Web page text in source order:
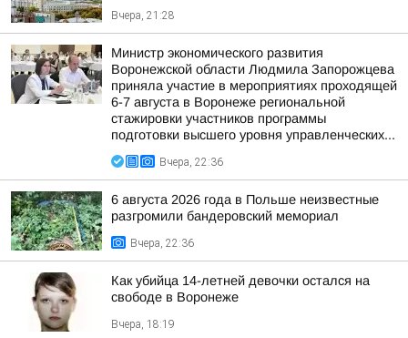
Вчера, 21:28
Министр экономического развития
Воронежской области Людмила Запорожцева
приняла участие в мероприятиях проходящей
6-7 августа в Воронеже региональной
стажировки участников программы
подготовки высшего уровня управленческих...
Вчера, 22:36
6 августа 2026 года в Польше неизвестные
разгромили бандеровский мемориал
Вчера, 22:36
Как убийца 14-летней девочки остался на
свободе в Воронеже
Вчера, 18:19